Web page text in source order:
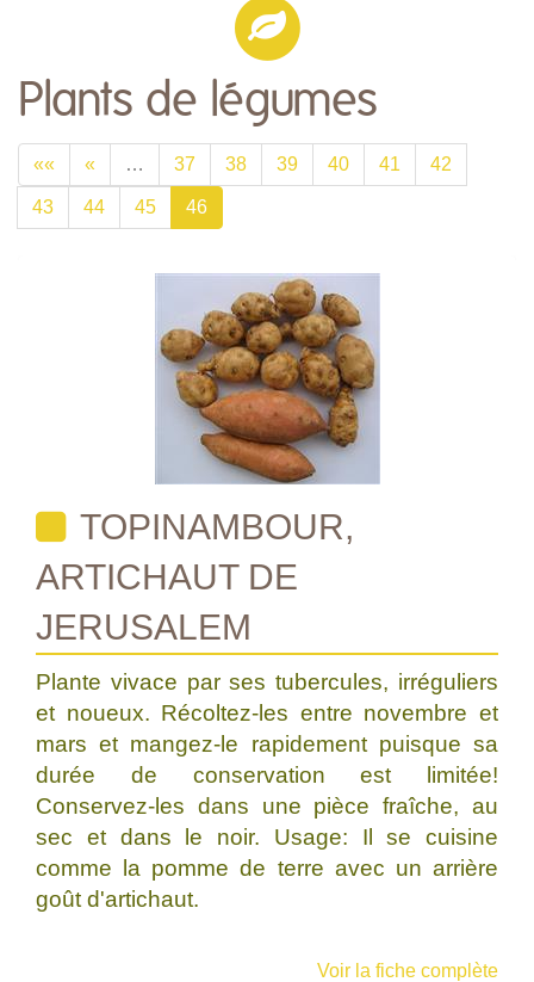
Plants de légumes
«« « … 37 38 39 40 41 42
43 44 45 46
TOPINAMBOUR,
ARTICHAUT DE
JERUSALEM
Plante vivace par ses tubercules, irréguliers
et noueux. Récoltez-les entre novembre et
mars et mangez-le rapidement puisque sa
durée de conservation est limitée!
Conservez-les dans une pièce fraîche, au
sec et dans le noir. Usage: Il se cuisine
comme la pomme de terre avec un arrière
goût d'artichaut.
Voir la fiche complète